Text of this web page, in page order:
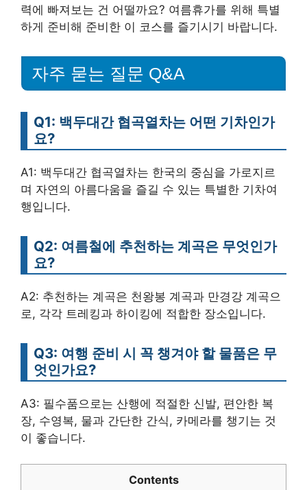
력에 빠져보는 건 어떨까요? 여름휴가를 위해 특별
하게 준비해 준비한 이 코스를 즐기시기 바랍니다.
자주 묻는 질문 Q&A
Q1: 백두대간 협곡열차는 어떤 기차인가
요?
A1: 백두대간 협곡열차는 한국의 중심을 가로지르
며 자연의 아름다움을 즐길 수 있는 특별한 기차여
행입니다.
Q2: 여름철에 추천하는 계곡은 무엇인가
요?
A2: 추천하는 계곡은 천왕봉 계곡과 만경강 계곡으
로, 각각 트레킹과 하이킹에 적합한 장소입니다.
Q3: 여행 준비 시 꼭 챙겨야 할 물품은 무
엇인가요?
A3: 필수품으로는 산행에 적절한 신발, 편안한 복
장, 수영복, 물과 간단한 간식, 카메라를 챙기는 것
이 좋습니다.
Contents